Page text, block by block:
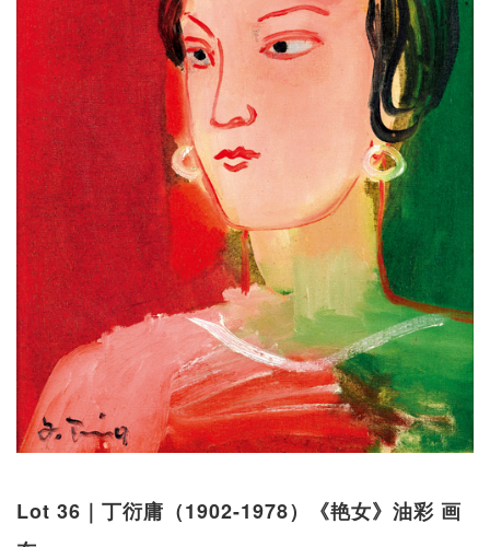
Lot 36｜丁衍庸（1902-1978）《艳女》油彩 画